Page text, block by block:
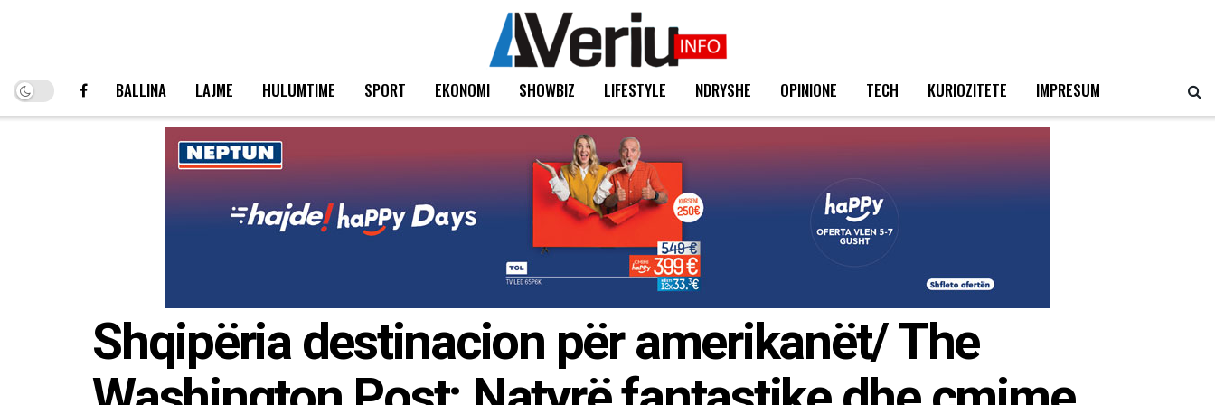
BALLINA LAJME HULUMTIME SPORT EKONOMI SHOWBIZ LIFESTYLE NDRYSHE OPINIONE TECH KURIOZITETE IMPRESUM
Shqipëria destinacion për amerikanët/ The